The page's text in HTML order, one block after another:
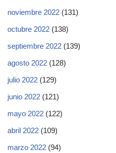
noviembre 2022 (131)
octubre 2022 (138)
septiembre 2022 (139)
agosto 2022 (128)
julio 2022 (129)
junio 2022 (121)
mayo 2022 (122)
abril 2022 (109)
marzo 2022 (94)